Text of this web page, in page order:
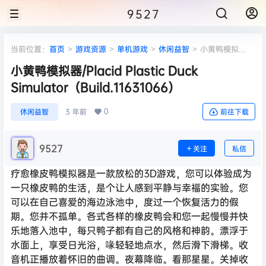
9527
当前位置： 首页 > 游戏资源 > 单机游戏 > 休闲益智 > 小黄鸭模拟
小黄鸭模拟器/Placid Plastic Duck
Simulator（Build.11631066）
休闲益智 3 年前 0 前往下载
9527 关注 私信
疗愈橡皮鸭模拟器是一款放松的3D游戏，您可以体验成为
一只橡皮鸭的生活，是个让人感到平静与幸福的实验。您
可以在自己喜爱的海边泳池中，度过一个恢复活力的假
期。您并不孤单。各式各样的橡皮鸭会和您一起慢慢并快
乐地落入池中，每只鸭子都有自己的风格和神韵。漂浮于
水面上，享受日光浴，喙轻轻地点水，然后滑下滑梯。收
音机正播放着怀旧的曲调。夜幕降临。看那星星。关掉收